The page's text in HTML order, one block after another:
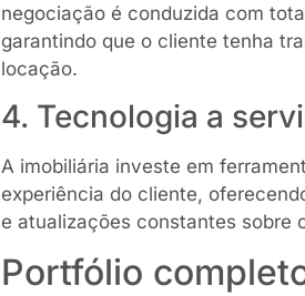
negociação é conduzida com
garantindo que o cliente tenha
locação.
4. Tecnologia a
A imobiliária investe em
experiência do cliente,
e atualizações constantes sobre
Portfólio